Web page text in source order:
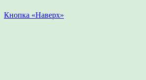
Кнопка «Наверх»